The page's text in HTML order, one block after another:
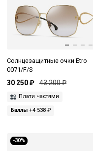
Солнцезащитные очки Etro
0071/F/S
30 250 ₽ 43 200 ₽
Плати частями
Баллы +4 538 ₽
-30%